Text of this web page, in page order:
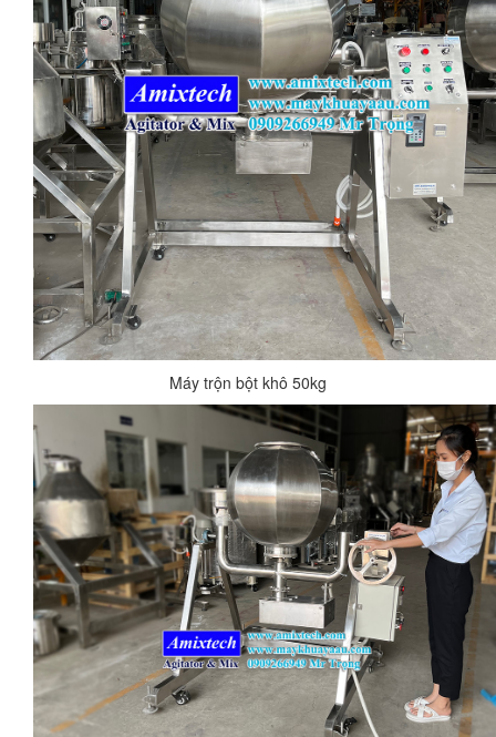
Máy trộn bột khô 50kg